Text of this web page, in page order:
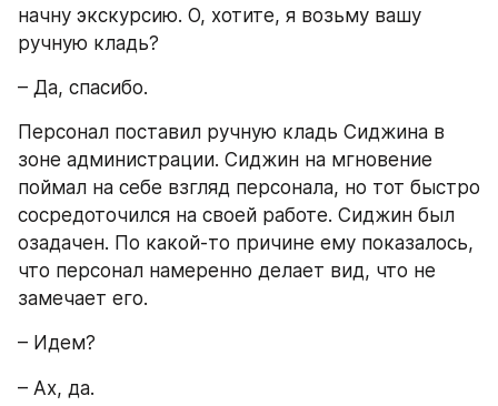
начну экскурсию. О, хотите, я возьму вашу
ручную кладь?
– Да, спасибо.
Персонал поставил ручную кладь Сиджина в
зоне администрации. Сиджин на мгновение
поймал на себе взгляд персонала, но тот быстро
сосредоточился на своей работе. Сиджин был
озадачен. По какой-то причине ему показалось,
что персонал намеренно делает вид, что не
замечает его.
– Идем?
– Ах, да.